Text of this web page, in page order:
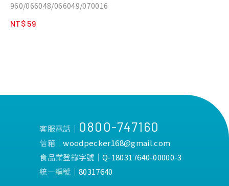
960/066048/066049/070016
NT$ 59
客服電話│ 0800-747160
信箱│woodpecker168@gmail.com
食品業登錄字號│Q-180317640-00000-3
統一編號│80317640